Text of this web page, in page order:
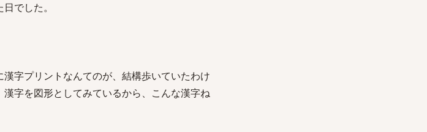
でした。
字プリントなんてのが、結構歩いていたわけ
字を図形としてみているから、こんな漢字ね